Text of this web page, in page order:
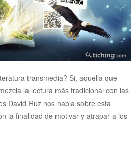
transmedia? Si, aquella que
la lectura más tradicional con las
David Ruz nos habla sobre esta
la finalidad de motivar y atrapar a los